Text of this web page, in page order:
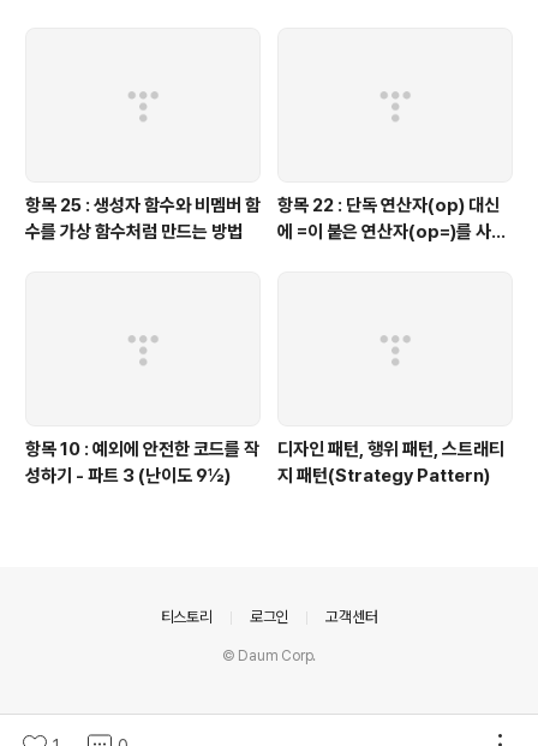
항목 25 : 생성자 함수와 비멤버 함
수를 가상 함수처럼 만드는 방법
항목 22 : 단독 연산자(op) 대신
에 =이 붙은 연산자(op=)를 사용
항목 10 : 예외에 안전한 코드를 작
성하기 - 파트 3 (난이도 9½)
디자인 패턴, 행위 패턴, 스트래티
지 패턴(Strategy Pattern)
티스토리 로그인 고객센터
© Daum Corp.